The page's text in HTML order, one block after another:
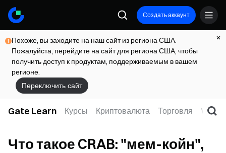
Создать аккаунт
Похоже, вы заходите на наш сайт из региона США.
Пожалуйста, перейдите на сайт для региона США, чтобы
получить доступ к продуктам, поддерживаемым в вашем
регионе.
Переключить сайт
Gate Learn Курсы Криптовалюта Торговля Web3
Что такое CRAB: "мем-койн",